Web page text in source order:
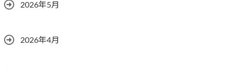
2026年5月
2026年4月